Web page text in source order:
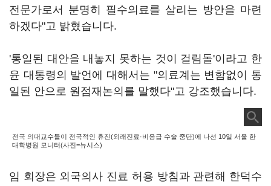
전문가로서 분명히 필수의료를 살리는 방안을 마련
하겠다"고 밝혔습니다.
'통일된 대안을 내놓지 못하는 것이 걸림돌'이라고 한
윤 대통령의 발언에 대해서는 "의료계는 변함없이 통
일된 안으로 원점재논의를 말했다"고 강조했습니다.
전국 의대교수들이 전국적인 휴진(외래진료·비응급 수술 중단)에 나선 10일 서울 한
대학병원 모니터(사진=뉴시스)
임 회장은 외국의사 진료 허용 방침과 관련해 한덕수